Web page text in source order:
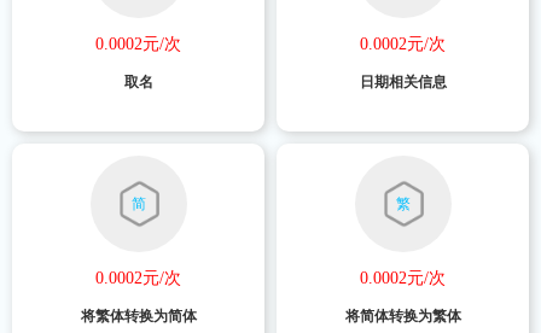
0.0002元/次
取名
0.0002元/次
日期相关信息
简
0.0002元/次
将繁体转换为简体
繁
0.0002元/次
将简体转换为繁体